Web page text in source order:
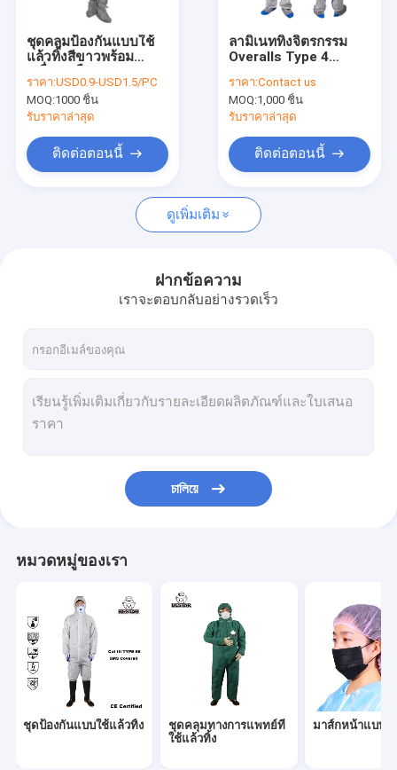
ชุดป้องกันแบบใช้แล้วทิ้ง
ชุดคลุมทางการแพทย์ที่ใช้แล้วทิ้ง
มาส์กหน้าแบบใช้แล้วทิ้ง
เสื้อแล็บที่ใช้แล้วทิ้ง
ผ้ากันเปื้อนที่ใช้แล้วทิ้ง
หมวกนอนวูฟเวนทิ้ง
ผ้าคลุมเคราแบบใช้แล้วทิ้ง
ถุงมือแบบใช้แล้วทิ้ง
ชุดคลุมป้องกันแบบใช้
แล้วทิ้งสีขาวพร้อม
สำหรับอุตสาหกรรม
อาหาร
ราคา:USD0.9-USD1.5/PC
MOQ:1000 ชิ้น
รับราคาล่าสุด
ติดต่อตอนนี้
ลามิเนททิ้งจิตรกรรม
Overalls Type 4
ราคา:Contact us
MOQ:1,000 ชิ้น
รับราคาล่าสุด
ติดต่อตอนนี้
ดูเพิ่มเติม
ฝากข้อความ
เราจะตอบกลับอย่างรวดเร็ว
চালিয়ে
หมวดหมู่ของเรา
ชุดป้องกันแบบใช้แล้วทิ้ง
ชุดคลุมทางการแพทย์ที่
ใช้แล้วทิ้ง
มาส์กหน้าแบบใ